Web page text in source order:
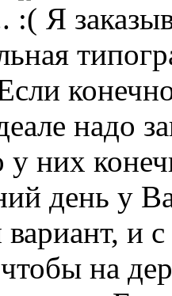
Я
надо
них
день у
и
на